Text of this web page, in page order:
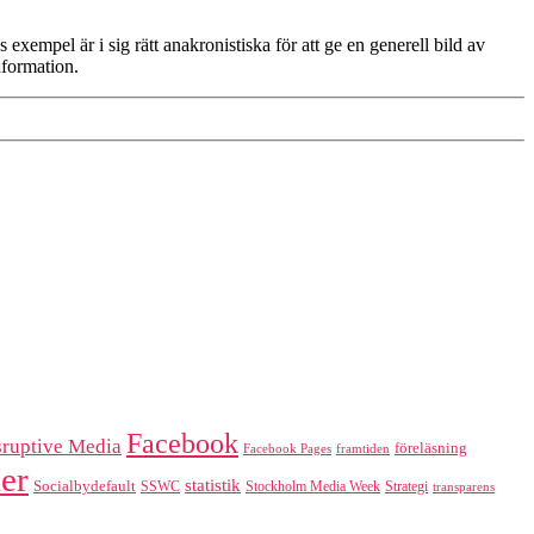
är i sig rätt anakronistiska för att ge en generell bild av
Media Facebook Facebook Pages framtiden föreläsning
Socialbydefault SSWC statistik Stockholm Media Week Strategi transparens